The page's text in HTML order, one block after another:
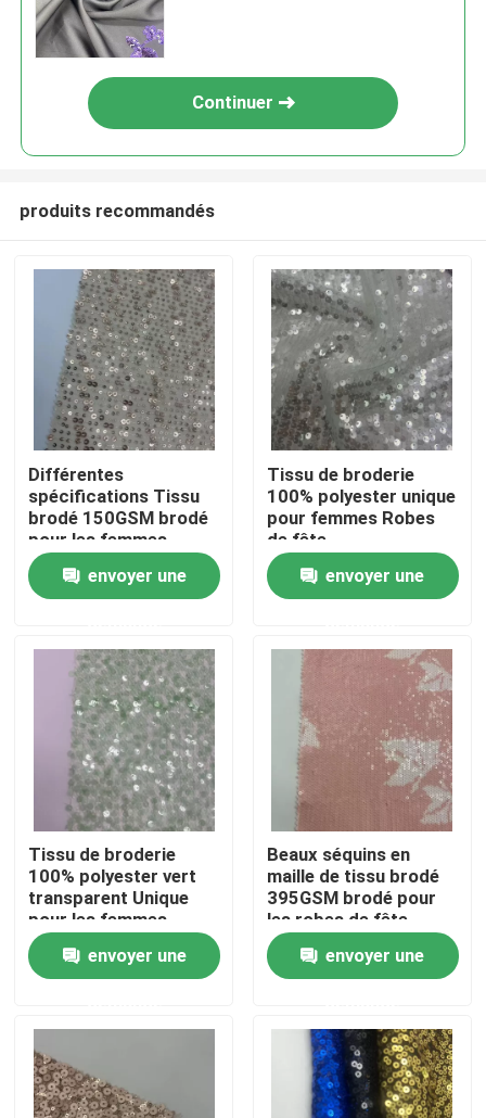
Accueil
A propos de nous
Produits
Vidéos
Terry Fabric français
Tissu visqueux de toile
Tissu de laine polaire
Tissus de broderie en coton
Continuer
produits recommandés
Différentes
spécifications Tissu
brodé 150GSM brodé
pour les femmes
envoyer une
Tissu de broderie
100% polyester unique
pour femmes Robes
de fête
envoyer une
Tissu de broderie
100% polyester vert
transparent Unique
pour les femmes
envoyer une
Beaux séquins en
maille de tissu brodé
395GSM brodé pour
les robes de fête
envoyer une